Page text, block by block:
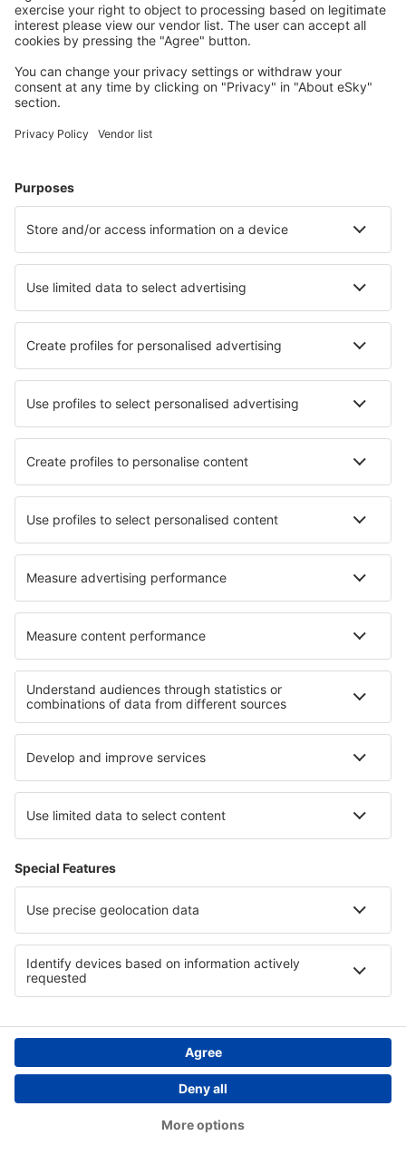
Tariful/persoană, dus-întors:
199 EUR
1 Verificați oferta
Plecare
08:20
Întoarcere
30 sep (mie) BCN - OTP 1 escală
18:00 23:15 28h 15min
Tarif total (fără taxa de serviciu:37EUR/pasager)
Tariful/persoană, dus-întors:
199EUR
1 Verificați oferta
26 sep (sâm) OTP - BCN 1 escală
08:20 11:40 28h 20min detalii
30 sep (mie) BCN - OTP 1 escală
18:00 01:50 6h 50min detalii
Tarif total (fără taxa de serviciu:37EUR/pasager)
Termeni şi condiţii de rezervare
Tariful/persoană, dus-întors:
199
Verificați oferta
Plecare
detalii
Întoarcere